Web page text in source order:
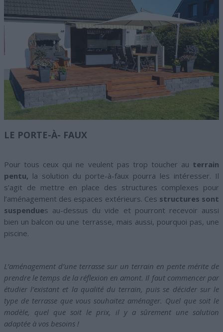
LE PORTE-À- FAUX
Pour tous ceux qui ne veulent pas trop toucher au terrain
pentu, la solution du porte-à-faux pourra les intéresser. Il
s’agit de mettre en place des structures complexes pour
l’aménagement des espaces extérieurs. Ces structures sont
suspendues au-dessus du vide et pourront recevoir aussi
bien un balcon ou une terrasse, mais aussi, pourquoi pas, une
piscine.
L’aménagement d’une terrasse sur un terrain en pente mérite de
prendre le temps de la réflexion en amont. Il faut commencer par
étudier l’existant et la qualité du terrain, puis se décider sur le
type de terrasse que vous souhaitez aménager. Quel que soit le
modèle, quel que soit le prix, il y a sûrement une solution
adaptée à vos besoins !